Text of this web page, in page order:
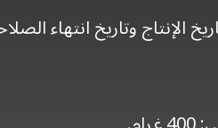
الإنتاج وتاريخ انتهاء